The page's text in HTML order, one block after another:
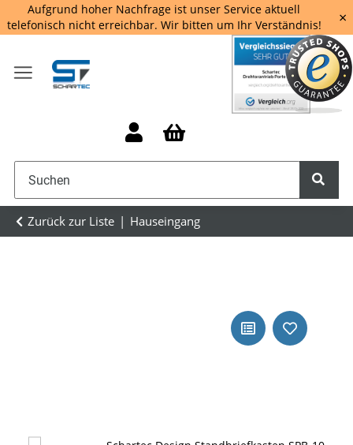
Aufgrund hoher Nachfrage ist unser Service aktuell
telefonisch nicht erreichbar. Wir bitten um Ihr Verständnis!
×
Zurück zur Liste Hauseingang